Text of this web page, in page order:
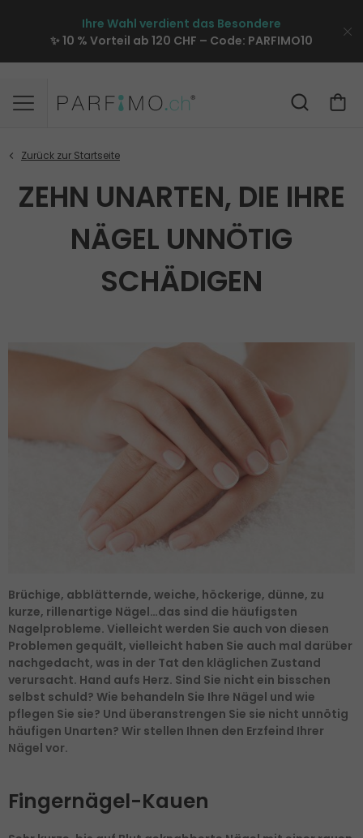
Ihre Wahl verdient das Besondere
✨ 10 % Vorteil ab 120 CHF – Code: PARFIMO10
ZEHN UNARTEN, DIE IHRE
NÄGEL UNNÖTIG
SCHÄDIGEN
Brüchige, abblätternde, weiche, höckerige, dünne, zu
kurze, rillenartige Nägel…das sind die häufigsten
Nagelprobleme. Vielleicht werden Sie auch von diesen
Problemen gequält, vielleicht haben Sie auch mal darüber
nachgedacht, was in der Tat den kläglichen Zustand
verursacht. Hand aufs Herz. Sind Sie nicht ein bisschen
selbst schuld? Wie behandeln Sie Ihre Nägel und wie
pflegen Sie sie? Und überanstrengen Sie sie nicht unnötig
häufigen Unarten? Wir stellen Ihnen den Erzfeind Ihrer
Nägel vor.
Fingernägel-Kauen